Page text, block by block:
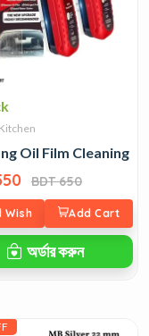
Oil Film Cleaning
BDT 650
Wish Add Cart
অর্ডার করুন